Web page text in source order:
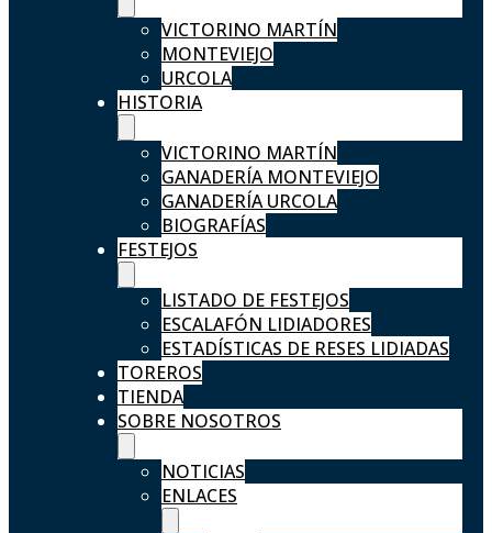
VICTORINO MARTÍN
MONTEVIEJO
URCOLA
HISTORIA
VICTORINO MARTÍN
GANADERÍA MONTEVIEJO
GANADERÍA URCOLA
BIOGRAFÍAS
FESTEJOS
LISTADO DE FESTEJOS
ESCALAFÓN LIDIADORES
ESTADÍSTICAS DE RESES LIDIADAS
TOREROS
TIENDA
SOBRE NOSOTROS
NOTICIAS
ENLACES